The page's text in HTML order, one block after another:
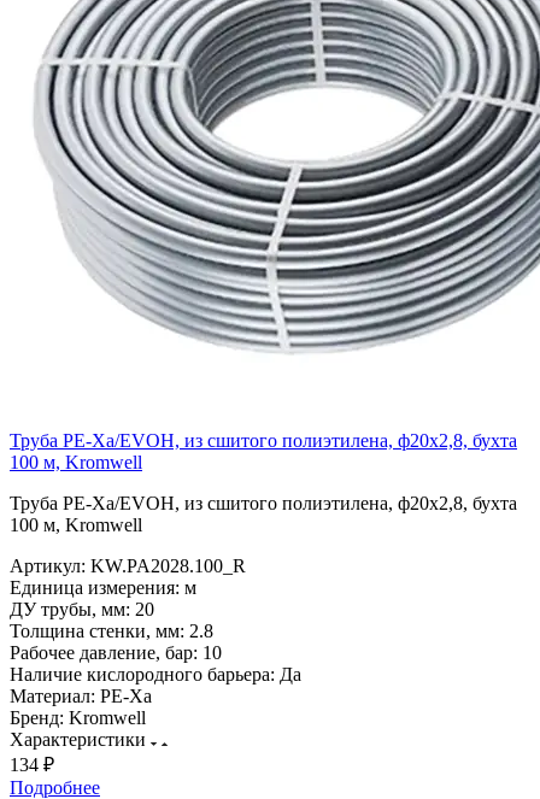
Труба PE-Xa/EVOH, из сшитого полиэтилена, ф20х2,8, бухта
100 м, Kromwell
Труба PE-Xa/EVOH, из сшитого полиэтилена, ф20х2,8, бухта
100 м, Kromwell
Артикул: KW.PA2028.100_R
Единица измерения: м
ДУ трубы, мм: 20
Толщина стенки, мм: 2.8
Рабочее давление, бар: 10
Наличие кислородного барьера: Да
Материал: PE-Xa
Бренд: Kromwell
Характеристики
134 ₽
Подробнее